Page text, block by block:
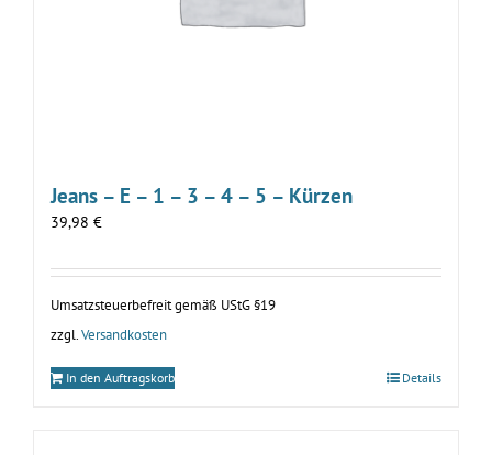
Jeans – E – 1 – 3 – 4 – 5 – Kürzen
39,98 €
Umsatzsteuerbefreit gemäß UStG §19
zzgl.Versandkosten
In den Auftragskorb Details